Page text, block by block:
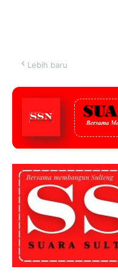
Lebih baru